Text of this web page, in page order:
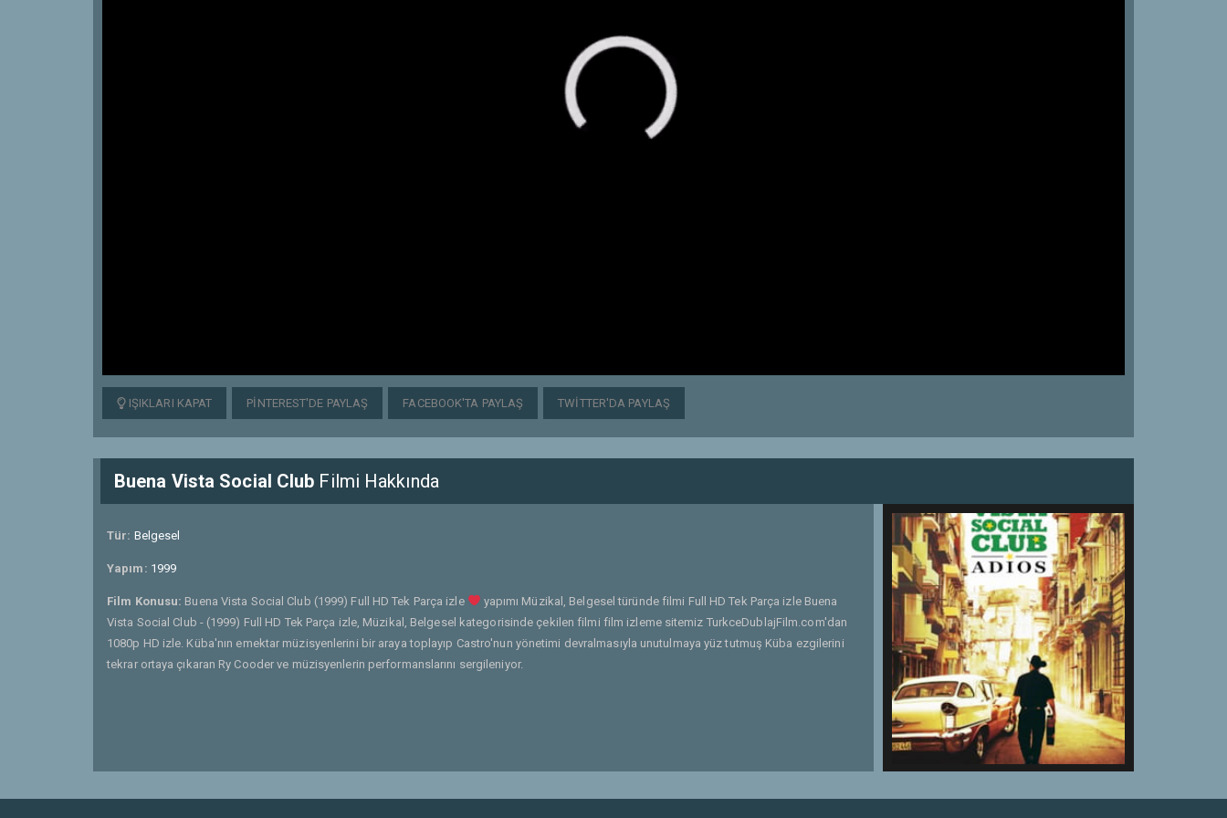
IŞIKLARI KAPAT PINTEREST'DE PAYLAŞ FACEBOOK'TA PAYLAŞ TWITTER'DA PAYLAŞ
Buena Vista Social Club Filmi Hakkında
Tür: Belgesel
Yapım: 1999
Film Konusu: Buena Vista Social Club (1999) Full HD Tek Parça izle
yapımı Müzikal, Belgesel türünde filmi Full HD Tek Parça izle Buena
Vista Social Club - (1999) Full HD Tek Parça izle, Müzikal, Belgesel kategorisinde çekilen filmi film izleme sitemiz TurkceDublajFilm.com'dan
1080p HD izle. Küba'nın emektar müzisyenlerini bir araya toplayıp Castro'nun yönetimi devralmasıyla unutulmaya yüz tutmuş Küba ezgilerini
tekrar ortaya çıkaran Ry Cooder ve müzisyenlerin performanslarını sergileniyor.